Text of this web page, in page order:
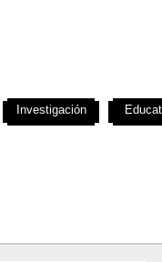
Investigación